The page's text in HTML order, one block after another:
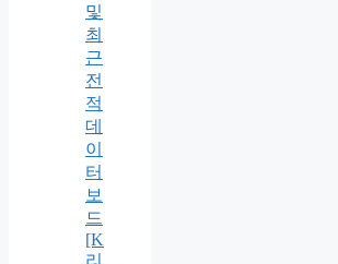
및
최
근
전
적
데
이
터
보
드
[K
리